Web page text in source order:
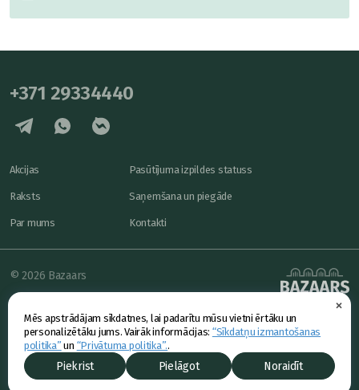
×
Mēs apstrādājam sīkdatnes, lai padarītu mūsu vietni ērtāku un
personalizētāku jums. Vairāk informācijas: “Sīkdatņu izmantošanas
politika” un “Privātuma politika”..
Piekrist Pielāgot Noraidīt
+371 29334440
Akcijas
Raksts
Par mums
Pasūtījuma izpildes statuss
Saņemšana un piegāde
Kontakti
powered by
© 2026 Bazaars
Konfidencialitāte
Piedāvājums